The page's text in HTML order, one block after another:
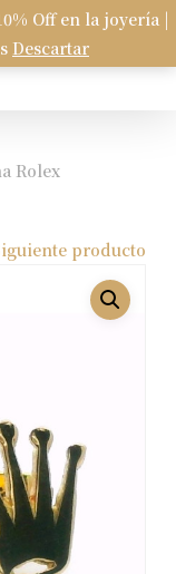
Off en la joyería |
Descartar
Cart
Rolex
producto